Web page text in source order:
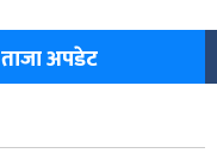
ताजा अपडेट